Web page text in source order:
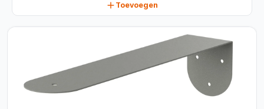
Toevoegen